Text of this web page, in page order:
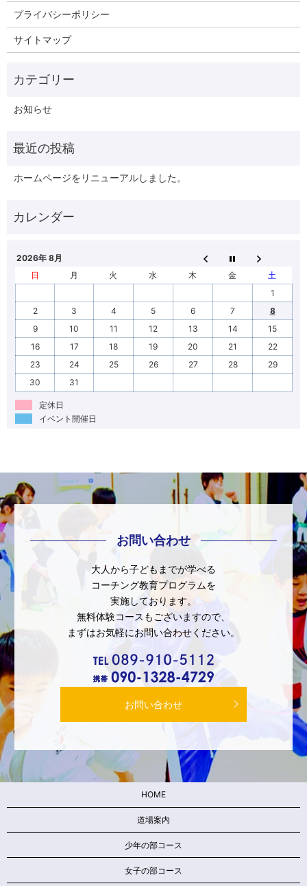
プライバシーポリシー
サイトマップ
お知らせ
ホームページをリニューアルしました。
2026年 8月
日
月 火 水 木 金
土
1
2
3 4 5 6 7
8
9
10 11 12 13 14
15
16
17 18 19 20 21
22
23
24 25 26 27 28
29
30
31
定休日
イベント開催日
お問い合わせ
大人から子どもまでが学べる
コーチング教育プログラムを
実施しております。
無料体験コースもございますので、
まずはお気軽にお問い合わせください。
お問い合わせ
HOME
道場案内
少年の部コース
女子の部コース